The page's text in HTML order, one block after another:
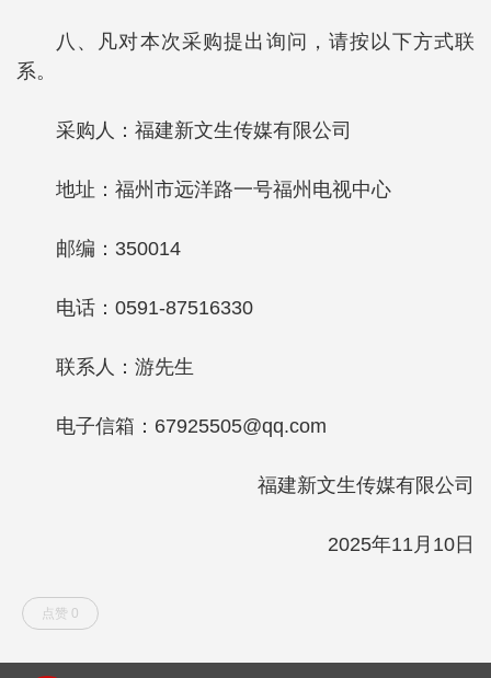
八、凡对本次采购提出询问，请按以下方式联
系。
采购人：福建新文生传媒有限公司
地址：福州市远洋路一号福州电视中心
邮编：350014
电话：0591-87516330
联系人：游先生
电子信箱：67925505@qq.com
福建新文生传媒有限公司
2025年11月10日
点赞 0